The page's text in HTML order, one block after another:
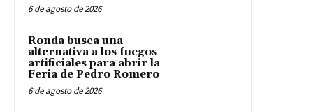
6 de agosto de 2026
Ronda busca una
alternativa a los fuegos
artificiales para abrir la
Feria de Pedro Romero
6 de agosto de 2026